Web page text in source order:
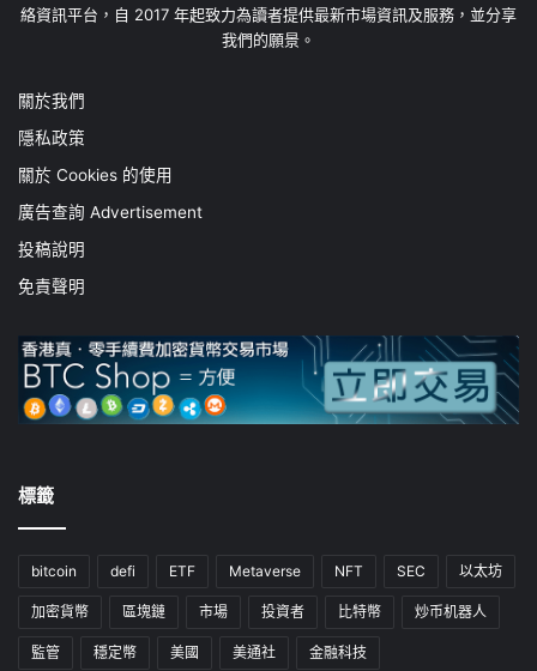
絡資訊平台，自 2017 年起致力為讀者提供最新市場資訊及服務，並分享
我們的願景。
關於我們
隱私政策
關於 Cookies 的使用
廣告查詢 Advertisement
投稿說明
免責聲明
標籤
bitcoin defi ETF Metaverse NFT SEC 以太坊
加密貨幣 區塊鏈 市場 投資者 比特幣 炒币机器人
監管 穩定幣 美國 美通社 金融科技